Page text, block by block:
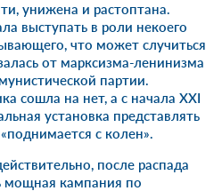
унижена и растоптана.
выступать в роли некоего
что может случиться
от марксизма-ленинизма
партии.
сошла на нет, а с начала XXI
установка представлять
с колен».
после распада
мощная кампания по